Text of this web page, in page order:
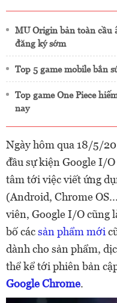
MU Origin bản toàn cầu
đăng ký sớm
Top 5 game mobile bắn
Top game One Piece
nay
Ngày hôm qua 18/5/
đầu sự kiện Google I/
tâm tới việc viết ứng
(Android, Chrome
viên, Google I/O cũng
bố cácsản phẩm mới
dành cho sản phẩm,
thể kể tới phiên bản
Google Chrome.